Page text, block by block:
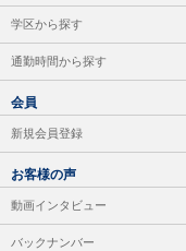
学区から探す
通勤時間から探す
会員
新規会員登録
お客様の声
動画インタビュー
バックナンバー